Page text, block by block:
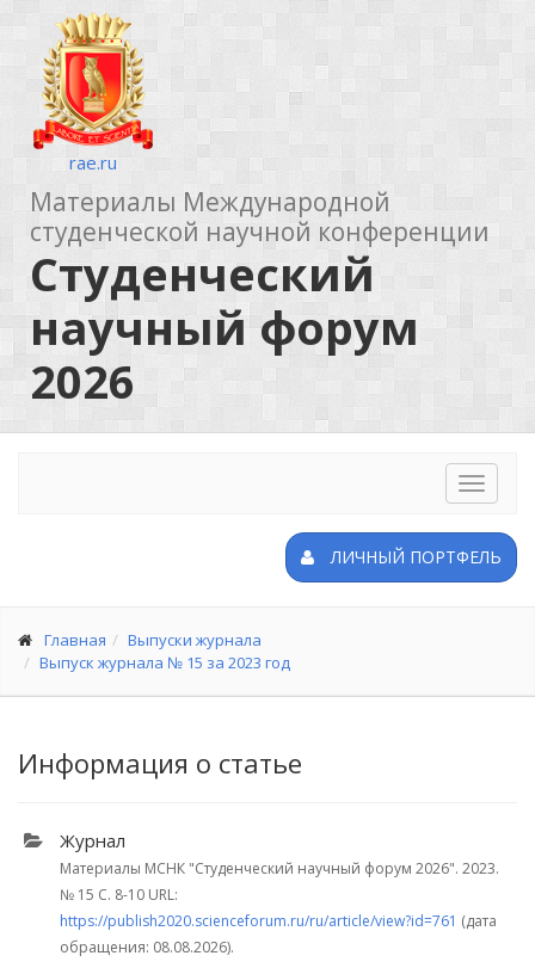
rae.ru
Материалы Международной
студенческой научной конференции
Студенческий
научный форум
2026
Toggle
ЛИЧНЫЙ ПОРТФЕЛЬ
Главная
Выпуски журнала
Выпуск журнала № 15 за 2023 год
Информация о статье
Журнал
Материалы МСНК "Студенческий научный форум 2026". 2023.
№ 15 С. 8-10 URL:
https://publish2020.scienceforum.ru/ru/article/view?id=761 (дата
обращения: 08.08.2026).